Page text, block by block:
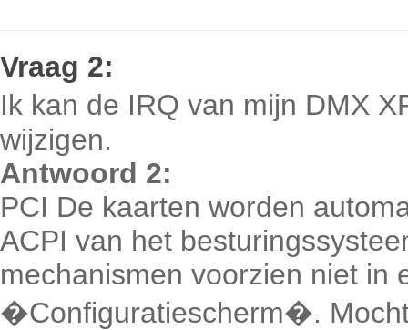
Vraag 2:
Ik kan de IRQ van mijn DMX
wijzigen.
Antwoord 2:
PCI De kaarten worden
ACPI van het
mechanismen voorzien niet in
�Configuratiescherm�.